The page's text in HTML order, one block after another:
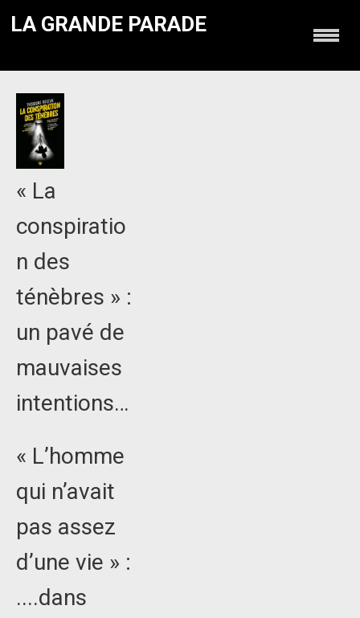
LA GRANDE PARADE
« La
conspiratio
n des
ténèbres » :
un pavé de
mauvaises
intentions…
« L’homme
qui n’avait
pas assez
d’une vie » :
....dans